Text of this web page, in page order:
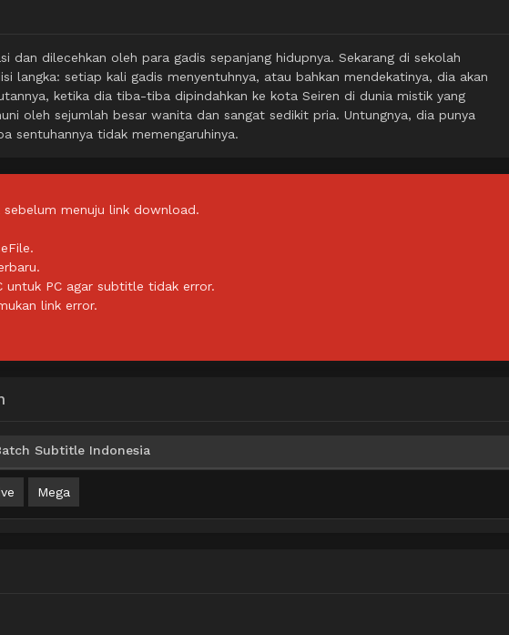
dan dilecehkan oleh para gadis sepanjang hidupnya. Sekarang di sekolah
langka: setiap kali gadis menyentuhnya, atau bahkan mendekatinya, dia akan
ketika dia tiba-tiba dipindahkan ke kota Seiren di dunia mistik yang
oleh sejumlah besar wanita dan sangat sedikit pria. Untungnya, dia punya
sentuhannya tidak memengaruhinya.
menuju link download.
untuk PC agar subtitle tidak error.
link error.
Subtitle Indonesia
Mega